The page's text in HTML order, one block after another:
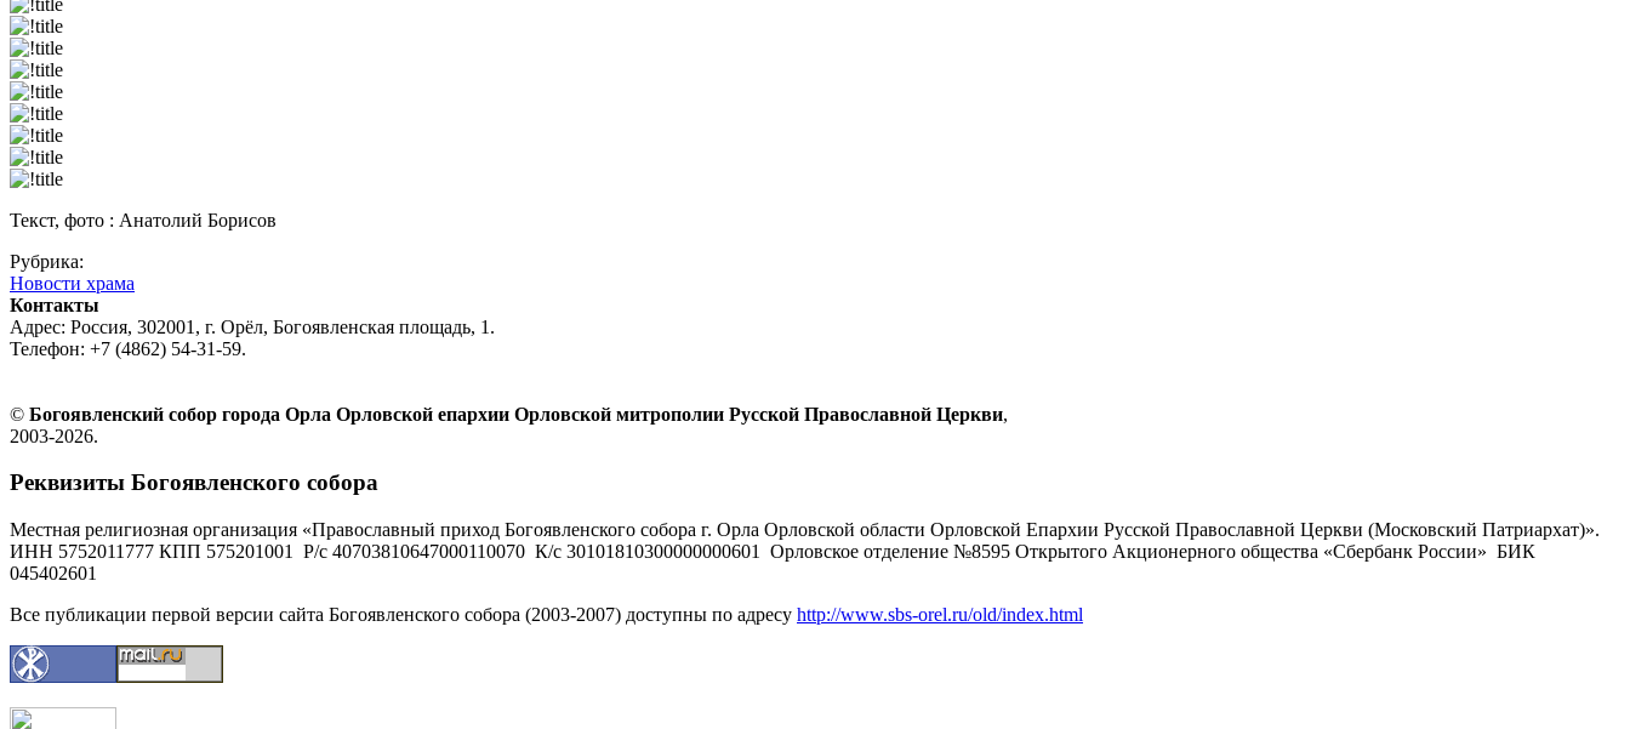
Текст, фото : Анатолий Борисов
Рубрика:
Новости храма
Контакты
Адрес: Россия, 302001, г. Орёл, Богоявленская площадь, 1.
Телефон: +7 (4862) 54-31-59.
© Богоявленский собор города Орла Орловской епархии Орловской митрополии Русской Православной Церкви,
2003-2026.
Реквизиты Богоявленского собора
Местная религиозная организация «Православный приход Богоявленского собора г. Орла Орловской области Орловской Епархии Русской Православной Церкви (Московский Патриархат)».
ИНН 5752011777 КПП 575201001 Р/с 40703810647000110070 К/с 30101810300000000601 Орловское отделение №8595 Открытого Акционерного общества «Сбербанк России» БИК
045402601
Все публикации первой версии сайта Богоявленского собора (2003-2007) доступны по адресу http://www.sbs-orel.ru/old/index.html